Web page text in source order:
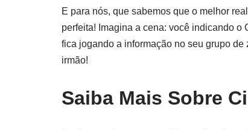
E para nós, que sabemos que o melhor
perfeita! Imagina a cena: você indicando
fica jogando a informação no seu grupo
irmão!
Saiba Mais Sobre